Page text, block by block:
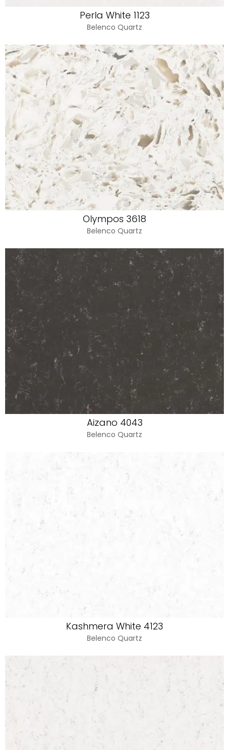
Perla White 1123
Belenco Quartz
Olympos 3618
Belenco Quartz
Aizano 4043
Belenco Quartz
Kashmera White 4123
Belenco Quartz